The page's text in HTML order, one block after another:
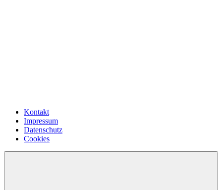
Kontakt
Impressum
Datenschutz
Cookies